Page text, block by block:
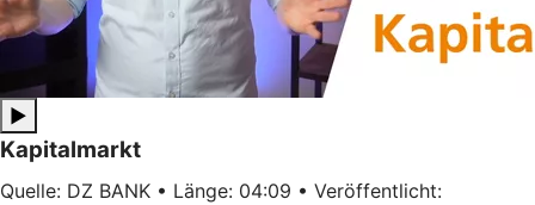
▶
Kapitalmarkt
Quelle: DZ BANK • Länge: 04:09 • Veröffentlicht: